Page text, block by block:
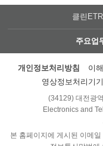
클린ETRI
주요업
개인정보처리방침 이
영상정보처리기
(34129) 대전광
Electronics and
본 홈페이지에 게시된 이메